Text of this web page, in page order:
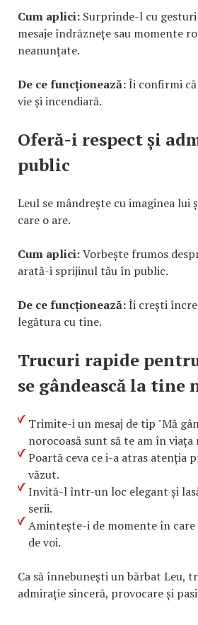
Cum aplici: Surprinde-l cu
mesaje îndrăznețe sau momente
neanunțate.
De ce funcționează:Îi confirmi
vie și incendiară.
Oferă-i respect și
public
Leul se mândrește cu imaginea lui
care o are.
Cum aplici:Vorbește frumos
arată-i sprijinul tău în public.
De ce funcționează:Îi crești
legătura cu tine.
Trucuri rapide
se gândească la tine
Trimite-i un mesaj de tip "Mă
norocoasă sunt să te am în viața
Poartă ceva ce i-a atras atenția
văzut.
Invită-l într-un loc elegant și
serii.
Amintește-i de momente în
de voi.
Ca să înnebunești un bărbat Leu,
admirație sinceră, provocare și